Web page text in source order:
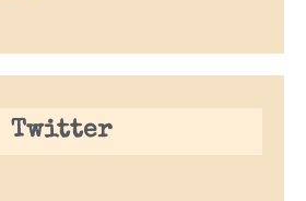
Twitter